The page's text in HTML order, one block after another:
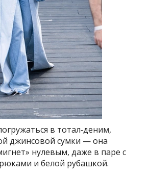
в тотал‑деним,
джинсовой сумки — она
нулевым, даже в паре с
и белой рубашкой.